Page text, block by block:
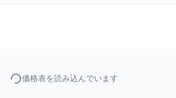
価格表を読み込んでいます